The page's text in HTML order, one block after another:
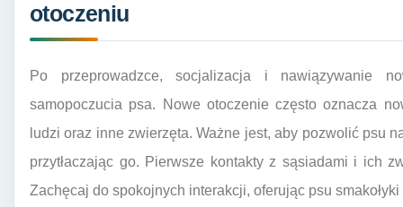
otoczeniu
Po przeprowadzce, socjalizacja i nawiązywanie
samopoczucia psa. Nowe otoczenie często oznacza
ludzi oraz inne zwierzęta. Ważne jest, aby pozwolić psu
przytłaczając go. Pierwsze kontakty z sąsiadami i ich
Zachęcaj do spokojnych interakcji, oferując psu